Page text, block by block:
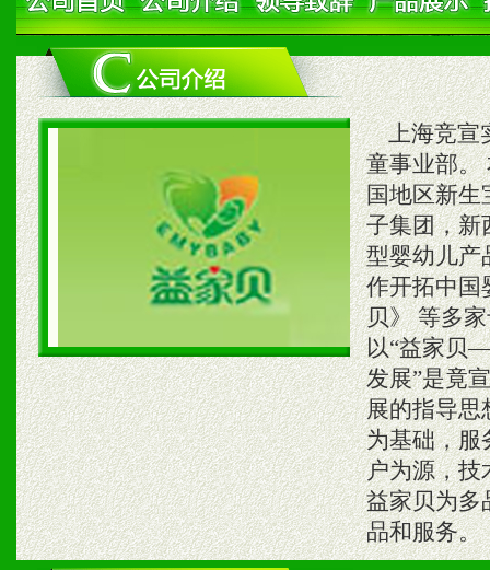
上海竞宣
童事业部。
国地区新生
子集团，新
型婴幼儿产
作开拓中国
贝》 等多
以“益家贝
发展”是竟
展的指导思
为基础，服
户为源，技
益家贝为多
品和服务。